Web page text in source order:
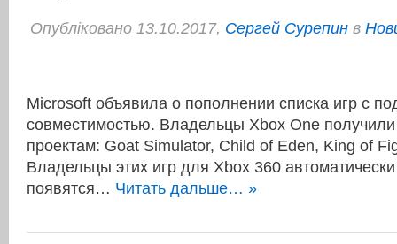
Опубліковано 13.10.2017, Сергей Сурепин в
Microsoft объявила о пополнении списка игр с
совместимостью. Владельцы Xbox One
проектам: Goat Simulator, Child of Eden, King of
Владельцы этих игр для Xbox 360
появятся… Читать дальше… »